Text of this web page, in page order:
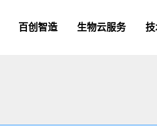
百创智造 生物云服务 技